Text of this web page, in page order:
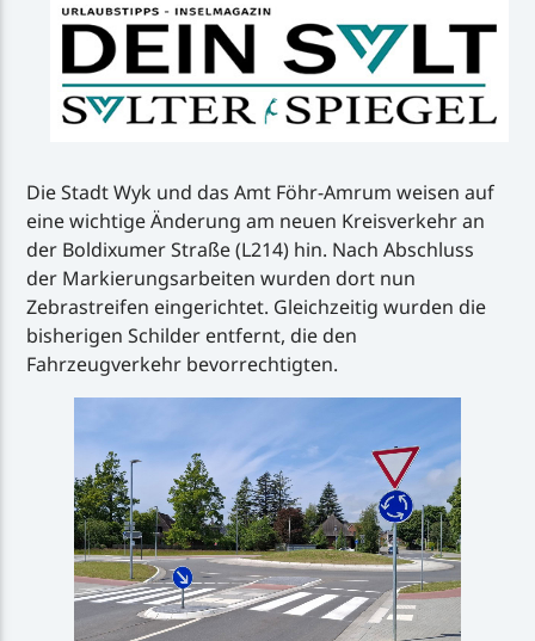
Die Stadt Wyk und das Amt Föhr-Amrum weisen auf
eine wichtige Änderung am neuen Kreisverkehr an
der Boldixumer Straße (L214) hin. Nach Abschluss
der Markierungsarbeiten wurden dort nun
Zebrastreifen eingerichtet. Gleichzeitig wurden die
bisherigen Schilder entfernt, die den
Fahrzeugverkehr bevorrechtigten.